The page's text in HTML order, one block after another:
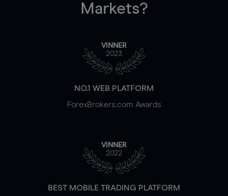
Markets?
VINNER
2023
NO.1 WEB PLATFORM
ForexBrokers.com Awards
VINNER
2022
BEST MOBILE TRADING PLATFORM